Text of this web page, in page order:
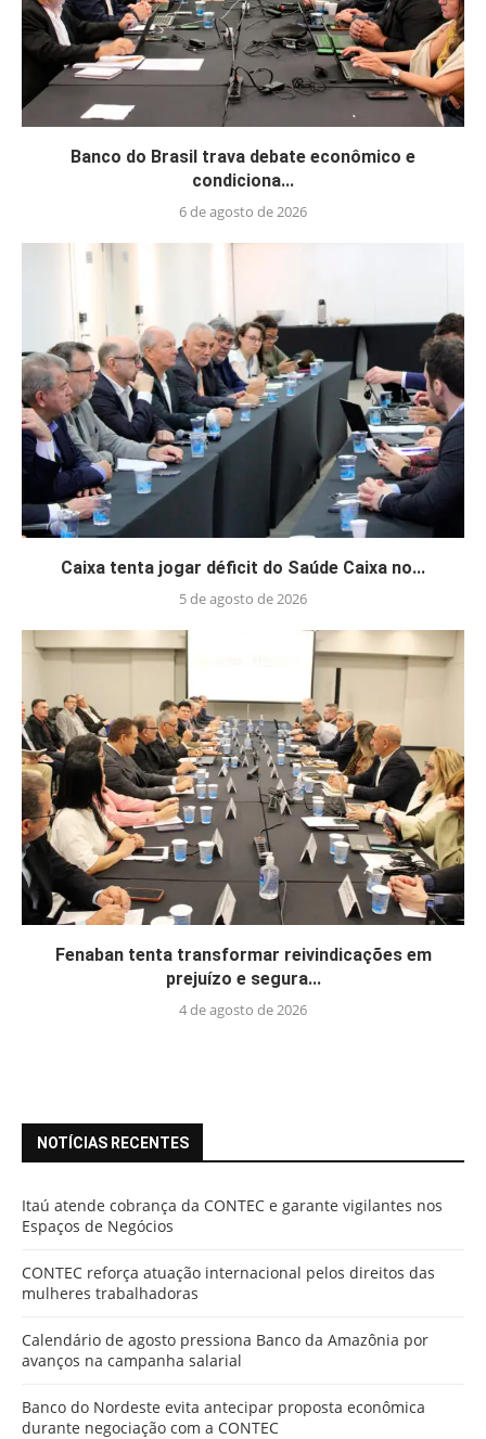
Banco do Brasil trava debate econômico e
condiciona...
6 de agosto de 2026
Caixa tenta jogar déficit do Saúde Caixa no...
5 de agosto de 2026
Fenaban tenta transformar reivindicações em
prejuízo e segura...
4 de agosto de 2026
NOTÍCIAS RECENTES
Itaú atende cobrança da CONTEC e garante vigilantes nos
Espaços de Negócios
CONTEC reforça atuação internacional pelos direitos das
mulheres trabalhadoras
Calendário de agosto pressiona Banco da Amazônia por
avanços na campanha salarial
Banco do Nordeste evita antecipar proposta econômica
durante negociação com a CONTEC